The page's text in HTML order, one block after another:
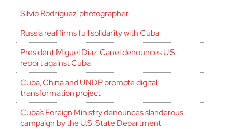
Silvio Rodríguez, photographer
Russia reaffirms full solidarity with Cuba
President Miguel Díaz-Canel denounces U.S.
report against Cuba
Cuba, China and UNDP promote digital
transformation project
Cuba’s Foreign Ministry denounces slanderous
campaign by the U.S. State Department